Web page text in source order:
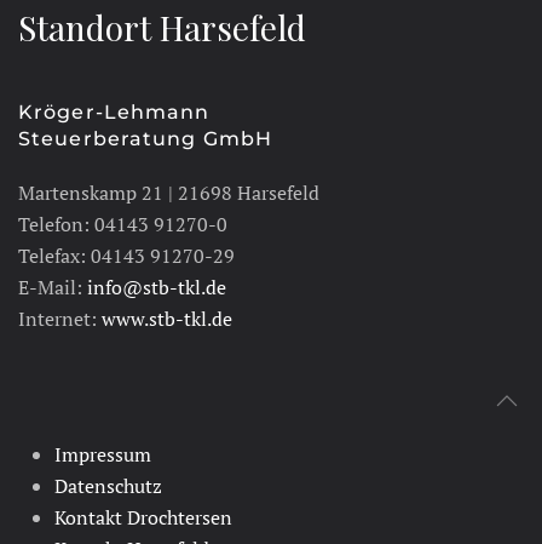
Standort Harsefeld
Kröger-Lehmann
Steuerberatung GmbH
Martenskamp 21 | 21698 Harsefeld
Telefon: 04143 91270-0
Telefax: 04143 91270-29
E-Mail: info@stb-tkl.de
Internet: www.stb-tkl.de
Impressum
Datenschutz
Kontakt Drochtersen